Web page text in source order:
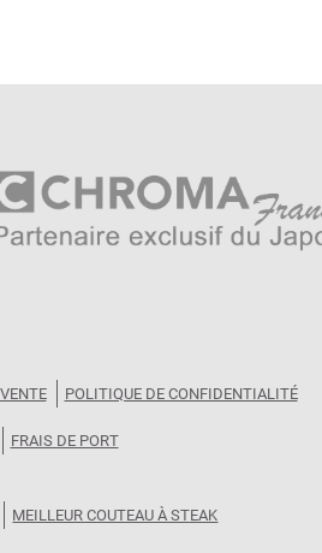
POLITIQUE DE CONFIDENTIALITÉ
FRAIS DE PORT
MEILLEUR COUTEAU À STEAK